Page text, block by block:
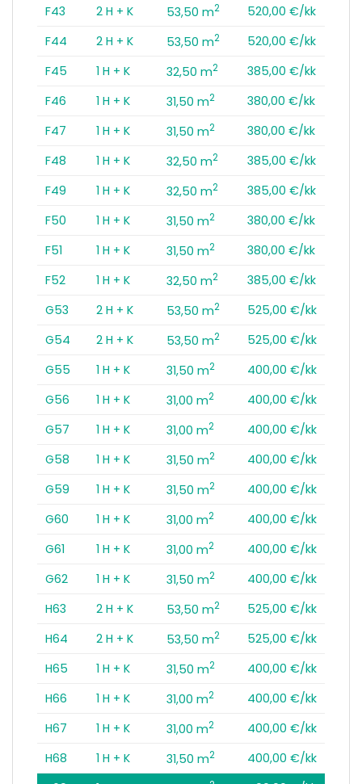
F43
2 H + K 53,50 m2
520,00 €/kk
F44
2 H + K 53,50 m2
520,00 €/kk
F45
1 H + K 32,50 m2
385,00 €/kk
F46
1 H + K 31,50 m2
380,00 €/kk
F47
1 H + K 31,50 m2
380,00 €/kk
F48
1 H + K 32,50 m2
385,00 €/kk
F49
1 H + K 32,50 m2
385,00 €/kk
F50
1 H + K 31,50 m2
380,00 €/kk
F51
1 H + K 31,50 m2
380,00 €/kk
F52
1 H + K 32,50 m2
385,00 €/kk
G53
2 H + K 53,50 m2
525,00 €/kk
G54
2 H + K 53,50 m2
525,00 €/kk
G55
1 H + K 31,50 m2
400,00 €/kk
G56
1 H + K 31,00 m2
400,00 €/kk
G57
1 H + K 31,00 m2
400,00 €/kk
G58
1 H + K 31,50 m2
400,00 €/kk
G59
1 H + K 31,50 m2
400,00 €/kk
G60
1 H + K 31,00 m2
400,00 €/kk
G61
1 H + K 31,00 m2
400,00 €/kk
G62
1 H + K 31,50 m2
400,00 €/kk
H63
2 H + K 53,50 m2
525,00 €/kk
H64
2 H + K 53,50 m2
525,00 €/kk
H65
1 H + K 31,50 m2
400,00 €/kk
H66
1 H + K 31,00 m2
400,00 €/kk
H67
1 H + K 31,00 m2
400,00 €/kk
H68
1 H + K 31,50 m2
400,00 €/kk